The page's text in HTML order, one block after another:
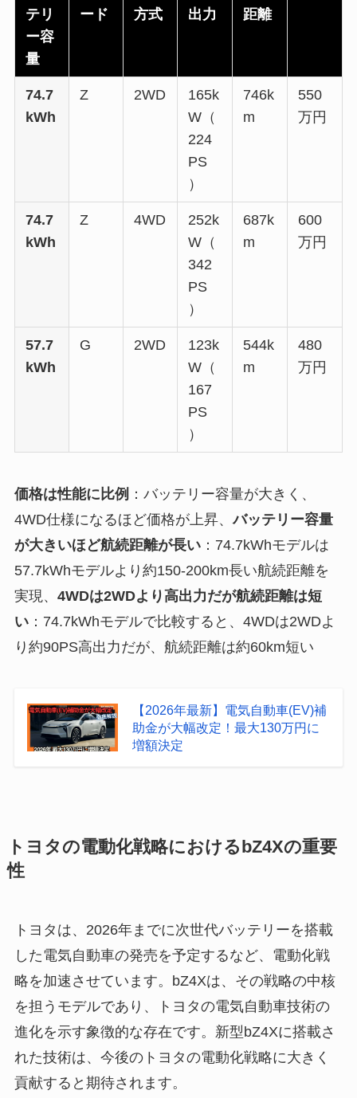
テリ
ー容
量
ード
方式
出力
距離
74.7
kWh
Z 2WD
165k
W（
224
PS
）
746k
m
550
万円
74.7
kWh
Z 4WD
252k
W（
342
PS
）
687k
m
600
万円
57.7
kWh
G 2WD
123k
W（
167
PS
）
544k
m
480
万円
価格は性能に比例 ：バッテリー容量が大きく、
4WD仕様になるほど価格が上昇、バッテリー容量
が大きいほど航続距離が長い：74.7kWhモデルは
57.7kWhモデルより約150-200km長い航続距離を
実現、 4WDは2WDより高出力だが航続距離は短
い：74.7kWhモデルで比較すると、4WDは2WDよ
り約90PS高出力だが、航続距離は約60km短い
【2026年最新】電気自動車(EV)補
助金が大幅改定！最大130万円に
増額決定
トヨタの電動化戦略におけるbZ4Xの重要
性
トヨタは、2026年までに次世代バッテリーを搭載
した電気自動車の発売を予定するなど、電動化戦
略を加速させています。bZ4Xは、その戦略の中核
を担うモデルであり、トヨタの電気自動車技術の
進化を示す象徴的な存在です。新型bZ4Xに搭載さ
れた技術は、今後のトヨタの電動化戦略に大きく
貢献すると期待されます。